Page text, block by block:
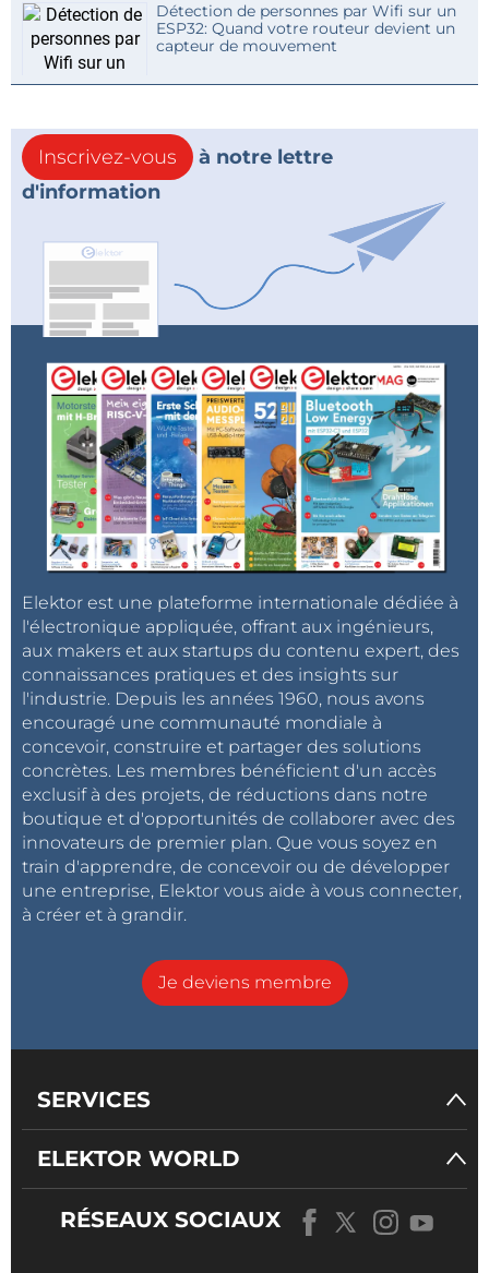
Détection de personnes par Wifi sur un
ESP32: Quand votre routeur devient un
capteur de mouvement
Inscrivez-vous
à notre lettre
d'information
Elektor est une plateforme internationale dédiée à
l'électronique appliquée, offrant aux ingénieurs,
aux makers et aux startups du contenu expert, des
connaissances pratiques et des insights sur
l'industrie. Depuis les années 1960, nous avons
encouragé une communauté mondiale à
concevoir, construire et partager des solutions
concrètes. Les membres bénéficient d'un accès
exclusif à des projets, de réductions dans notre
boutique et d'opportunités de collaborer avec des
innovateurs de premier plan. Que vous soyez en
train d'apprendre, de concevoir ou de développer
une entreprise, Elektor vous aide à vous connecter,
à créer et à grandir.
Je deviens membre
SERVICES
ELEKTOR WORLD
RÉSEAUX SOCIAUX